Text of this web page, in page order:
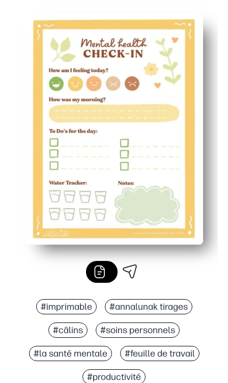
Design « Print-and-Go » - il vous suffit de taper sur
Des sections claires sur l'humeur, le sommeil,
Renforcez la conscience de soi et des routines
Fonctionne n'importe où - à la maison, en classe ou
#imprimable #annalunak tirages
#câlins #soins personnels
#la santé mentale #feuille de travail
#productivité